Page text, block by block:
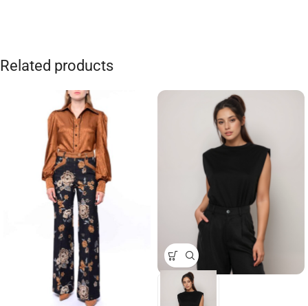
Related products